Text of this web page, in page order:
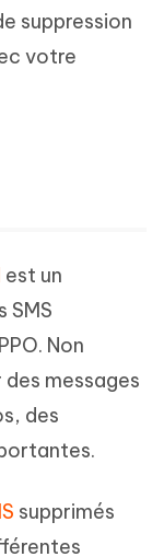
suppression
votre
est un
SMS
Non
messages
des
supprimés